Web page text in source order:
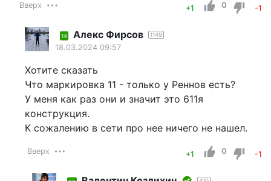
Вверх +1 0 -1
14 Алекс Фирсов 1149
18.03.2024 09:57
Хотите сказать
Что маркировка 11 - только у Реннов есть?
У меня как раз они и значит это 611я
конструкция.
К сожалению в сети про нее ничего не нашел.
Вверх +1 0 -1